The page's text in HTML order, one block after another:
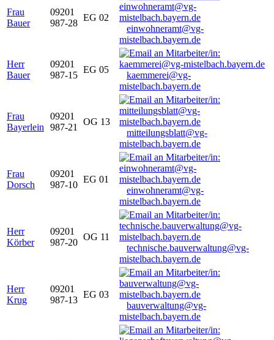
Frau
Bauer
09201
987-28
EG 02
einwohneramt@vg-
mistelbach.bayern.de
Herr
Bauer
09201
987-15
EG 05
kaemmerei@vg-
mistelbach.bayern.de
Frau
Bayerlein
09201
987-21
OG 13
mitteilungsblatt@vg-
mistelbach.bayern.de
Frau
Dorsch
09201
987-10
EG 01
einwohneramt@vg-
mistelbach.bayern.de
Herr
Körber
09201
987-20
OG 11
technische.bauverwaltung@vg-
mistelbach.bayern.de
Herr
Krug
09201
987-13
EG 03
bauverwaltung@vg-
mistelbach.bayern.de